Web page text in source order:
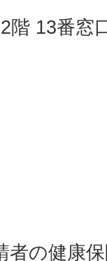
階 13番窓
者の健康